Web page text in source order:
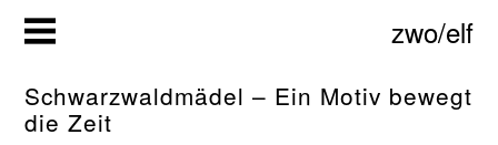
Zum
Inhalt
zwo/elf
Schwarzwaldmädel – Ein Motiv bewegt
die Zeit